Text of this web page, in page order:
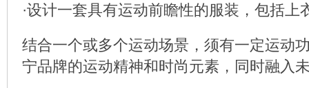
·设计一套具有运动前瞻性的服装，包括上
结合一个或多个运动场景，须有一定运动
宁品牌的运动精神和时尚元素，同时融入